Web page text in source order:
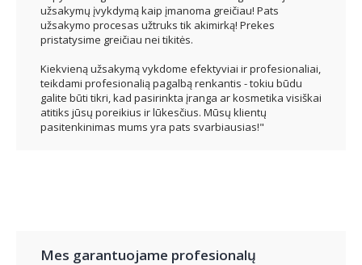
užsakymų įvykdymą kaip įmanoma greičiau! Pats
užsakymo procesas užtruks tik akimirką! Prekes
pristatysime greičiau nei tikitės.
Kiekvieną užsakymą vykdome efektyviai ir profesionaliai,
teikdami profesionalią pagalbą renkantis - tokiu būdu
galite būti tikri, kad pasirinkta įranga ar kosmetika visiškai
atitiks jūsų poreikius ir lūkesčius. Mūsų klientų
pasitenkinimas mums yra pats svarbiausias!"
Mes garantuojame profesionalų